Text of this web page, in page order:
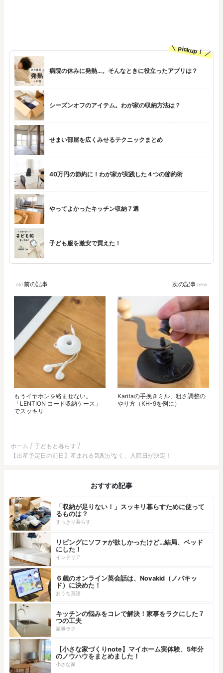
pickup！
病院の休みに発熱…。そんなときに役立ったアプリは？
シーズンオフのアイテム。わが家の収納方法は？
せまい部屋を広くみせるテクニックまとめ
40万円の節約に！わが家が実践した４つの節約術
やってよかったキッチン収納７選
子ども服を激安で買えた！
前の記事
もうイヤホンを絡ませない。
「LENTION コード収納ケース」
でスッキリ
次の記事
Karitaの手挽きミル、粗さ調整の
やり方（KH-9を例に）
ホーム
子どもと暮らす
【出産予定日の前日】産まれる気配がなく、入院日が決定！
おすすめ記事
「収納が足りない！」スッキリ暮らすために使って
るものは？
すっきり暮らす
リビングにソファが欲しかったけど…結局、ベッド
にした！
インテリア
６歳のオンライン英会話は、Novakid（ノバキッ
ド）に決めた！
おうち英語
キッチンの悩みをコレで解決！家事をラクにした７
つの工夫
家事ラク
【小さな家づくりnote】マイホーム実体験、5年分
のノウハウをまとめました！
小さな家